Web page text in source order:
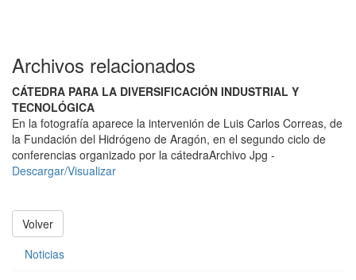
Archivos relacionados
CÁTEDRA PARA LA DIVERSIFICACIÓN INDUSTRIAL Y
TECNOLÓGICA
En la fotografía aparece la intervenión de Luis Carlos Correas, de
la Fundación del Hidrógeno de Aragón, en el segundo ciclo de
conferencias organizado por la cátedraArchivo Jpg -
Descargar/Visualizar
Volver
Noticias